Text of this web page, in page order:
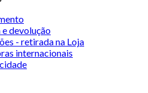
devolução
- retirada na Loja
internacionais